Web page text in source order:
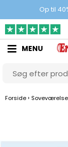
Op til
MENU
Forside › Soveværelse